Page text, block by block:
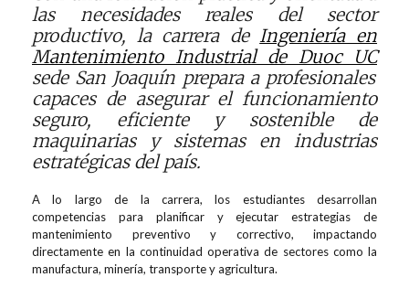
las necesidades reales del sector
productivo, la carrera de Ingeniería en
Mantenimiento Industrial de Duoc UC
sede San Joaquín prepara a profesionales
capaces de asegurar el funcionamiento
seguro, eficiente y sostenible de
maquinarias y sistemas en industrias
estratégicas del país.
A lo largo de la carrera, los estudiantes desarrollan
competencias para planificar y ejecutar estrategias de
mantenimiento preventivo y correctivo, impactando
directamente en la continuidad operativa de sectores como la
manufactura, minería, transporte y agricultura.